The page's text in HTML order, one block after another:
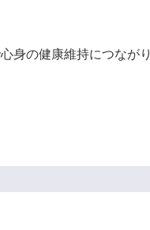
身の健康維持につながり